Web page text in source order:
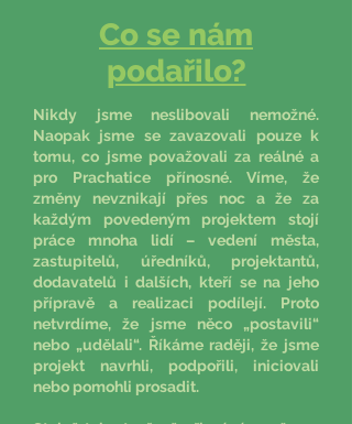
Co se nám
podařilo?
Nikdy jsme neslibovali nemožné.
Naopak jsme se zavazovali pouze k
tomu, co jsme považovali za reálné a
pro Prachatice přínosné. Víme, že
změny nevznikají přes noc a že za
každým povedeným projektem stojí
práce mnoha lidí – vedení města,
zastupitelů, úředníků, projektantů,
dodavatelů i dalších, kteří se na jeho
přípravě a realizaci podílejí. Proto
netvrdíme, že jsme něco „postavili“
nebo „udělali“. Říkáme raději, že jsme
projekt navrhli, podpořili, iniciovali
nebo pomohli prosadit.